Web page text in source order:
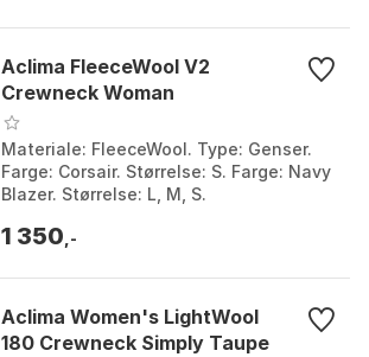
Aclima FleeceWool V2
Crewneck Woman
Materiale: FleeceWool. Type: Genser.
Farge: Corsair. Størrelse: S. Farge: Navy
Blazer. Størrelse: L, M, S.
1 350 ,-
Aclima Women's LightWool
180 Crewneck Simply Taupe